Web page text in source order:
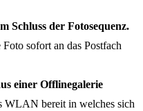
Schluss der Fotosequenz.
sofort an das Postfach
einer Offlinegalerie
WLAN bereit in welches sich